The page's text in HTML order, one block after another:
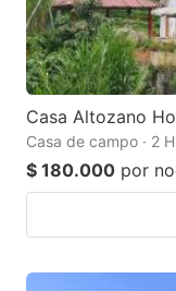
Casa Altozano
Casa de campo · 2
$ 180.000 por